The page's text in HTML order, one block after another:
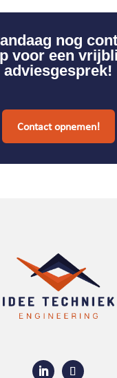
nog
voor een
adviesgesprek!
Contact opnemen!